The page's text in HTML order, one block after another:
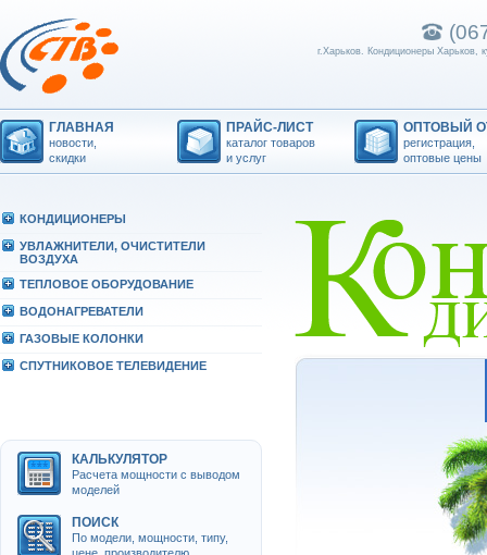
г.Харьков. Кондиционеры Харьков,
ГЛАВНАЯ
новости,
скидки
ПРАЙС-ЛИСТ
каталог товаров
и услуг
ОПТОВЫЙ
регистрация,
оптовые цены
КОHДИЦИОHЕРЫ
УВЛАЖHИТЕЛИ, ОЧИСТИТЕЛИ
ВОЗДУХА
ТЕПЛОВОЕ ОБОРУДОВАHИЕ
ВОДОHАГРЕВАТЕЛИ
ГАЗОВЫЕ КОЛОHКИ
СПУТHИКОВОЕ ТЕЛЕВИДЕHИЕ
КАЛЬКУЛЯТОР
Расчета мощности с выводом
моделей
ПОИСК
По модели, мощности, типу,